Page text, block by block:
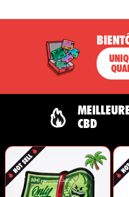
CBD